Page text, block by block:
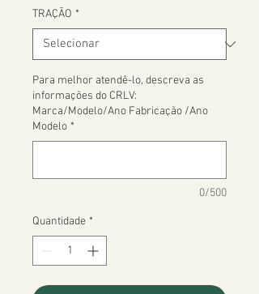
TRAÇÃO *
Para melhor atendê-lo, descreva as
informações do CRLV:
Marca/Modelo/Ano Fabricação /Ano
Modelo *
0/500
Quantidade *